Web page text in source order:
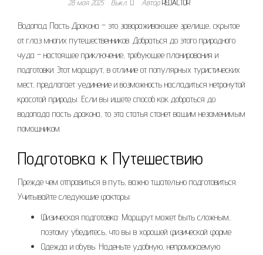
28 мая 2025 Выкл. АвторREDACTOR
Водопад Пасть Дракона – это завораживающее зрелище, скрытое
от глаз многих путешественников. Добраться до этого природного
чуда – настоящее приключение, требующее планирования и
подготовки. Этот маршрут, в отличие от популярных туристических
мест, предлагает уединение и возможность насладиться нетронутой
красотой природы. Если вы ищете способ как добраться до
водопада пасть дракона, то эта статья станет вашим незаменимым
помощником.
Подготовка к Путешествию
Прежде чем отправиться в путь, важно тщательно подготовиться.
Учитывайте следующие факторы:
Физическая подготовка: Маршрут может быть сложным,
поэтому убедитесь, что вы в хорошей физической форме.
Одежда и обувь: Наденьте удобную, непромокаемую